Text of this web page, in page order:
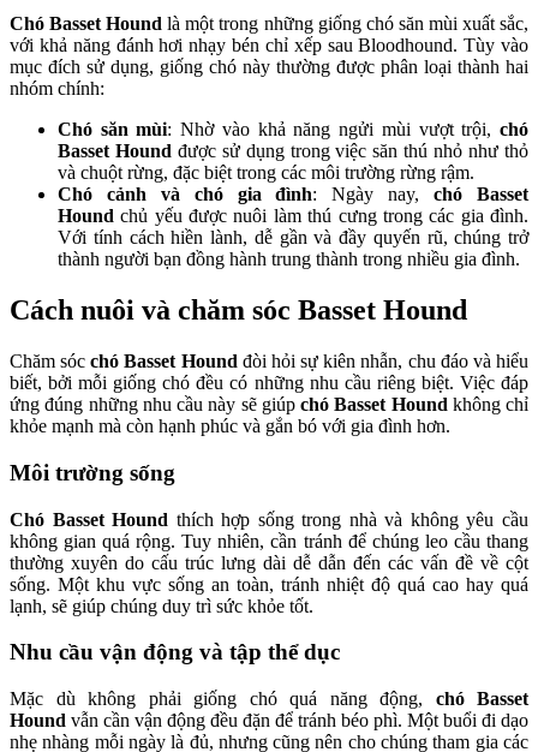
Chó Basset Hound là một trong những giống chó săn mùi xuất sắc,
với khả năng đánh hơi nhạy bén chỉ xếp sau Bloodhound. Tùy vào
mục đích sử dụng, giống chó này thường được phân loại thành hai
nhóm chính:
Chó săn mùi: Nhờ vào khả năng ngửi mùi vượt trội,chó
Basset Houndđược sử dụng trong việc săn thú nhỏ như thỏ
và chuột rừng, đặc biệt trong các môi trường rừng rậm.
Chó cảnh và chó gia đình: Ngày nay,chó Basset
Hound chủ yếu được nuôi làm thú cưng trong các gia đình.
Với tính cách hiền lành, dễ gần và đầy quyến rũ, chúng trở
thành người bạn đồng hành trung thành trong nhiều gia đình.
Cách nuôi và chăm sóc Basset Hound
Chăm sócchó Basset Hound đòi hỏi sự kiên nhẫn, chu đáo và hiểu
biết, bởi mỗi giống chó đều có những nhu cầu riêng biệt. Việc đáp
ứng đúng những nhu cầu này sẽ giúp chó Basset Hound không chỉ
khỏe mạnh mà còn hạnh phúc và gắn bó với gia đình hơn.
Môi trường sống
Chó Basset Hound thích hợp sống trong nhà và không yêu cầu
không gian quá rộng. Tuy nhiên, cần tránh để chúng leo cầu thang
thường xuyên do cấu trúc lưng dài dễ dẫn đến các vấn đề về cột
sống. Một khu vực sống an toàn, tránh nhiệt độ quá cao hay quá
lạnh, sẽ giúp chúng duy trì sức khỏe tốt.
Nhu cầu vận động và tập thể dục
Mặc dù không phải giống chó quá năng động, chó Basset
Hound vẫn cần vận động đều đặn để tránh béo phì. Một buổi đi dạo
nhẹ nhàng mỗi ngày là đủ, nhưng cũng nên cho chúng tham gia các